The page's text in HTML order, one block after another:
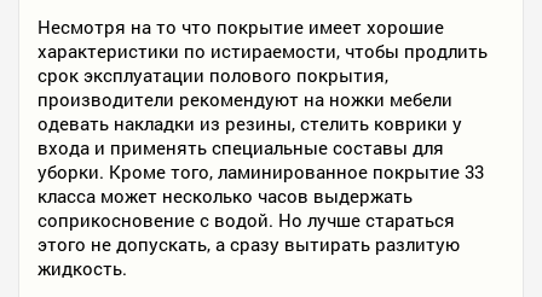
Несмотря на то что покрытие имеет хорошие
характеристики по истираемости, чтобы продлить
срок эксплуатации полового покрытия,
производители рекомендуют на ножки мебели
одевать накладки из резины, стелить коврики у
входа и применять специальные составы для
уборки. Кроме того, ламинированное покрытие 33
класса может несколько часов выдержать
соприкосновение с водой. Но лучше стараться
этого не допускать, а сразу вытирать разлитую
жидкость.